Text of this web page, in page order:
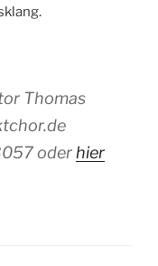
Thomas
oder hier